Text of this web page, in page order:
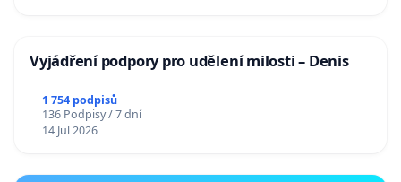
Vyjádření podpory pro udělení milosti – Denis
1 754 podpisů
136 Podpisy / 7 dní
14 Jul 2026